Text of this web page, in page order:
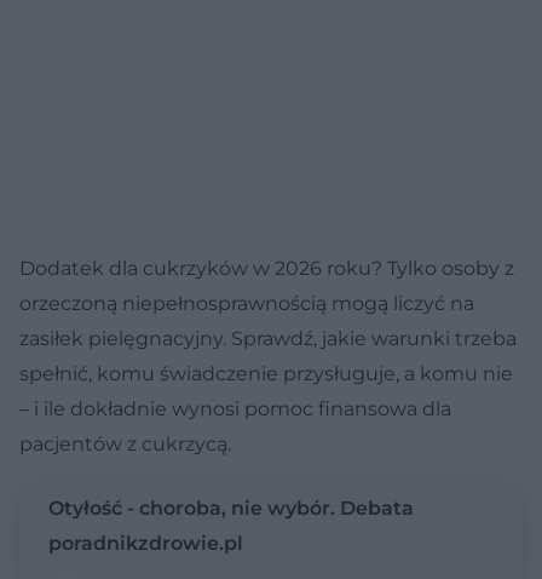
Dodatek dla cukrzyków w 2026 roku? Tylko osoby z
orzeczoną niepełnosprawnością mogą liczyć na
zasiłek pielęgnacyjny. Sprawdź, jakie warunki trzeba
spełnić, komu świadczenie przysługuje, a komu nie
– i ile dokładnie wynosi pomoc finansowa dla
pacjentów z cukrzycą.
Otyłość - choroba, nie wybór. Debata
poradnikzdrowie.pl